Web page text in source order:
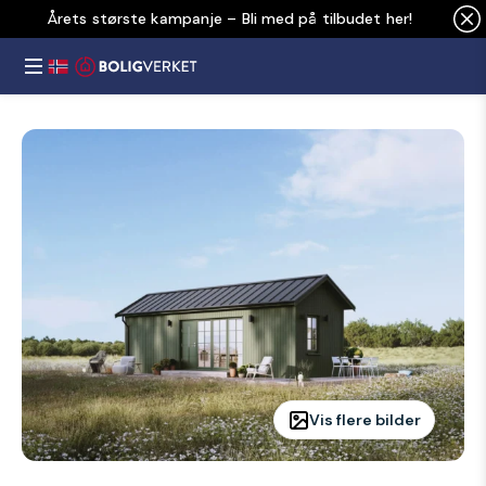
Årets største kampanje – Bli med på tilbudet her!
Vis flere bilder